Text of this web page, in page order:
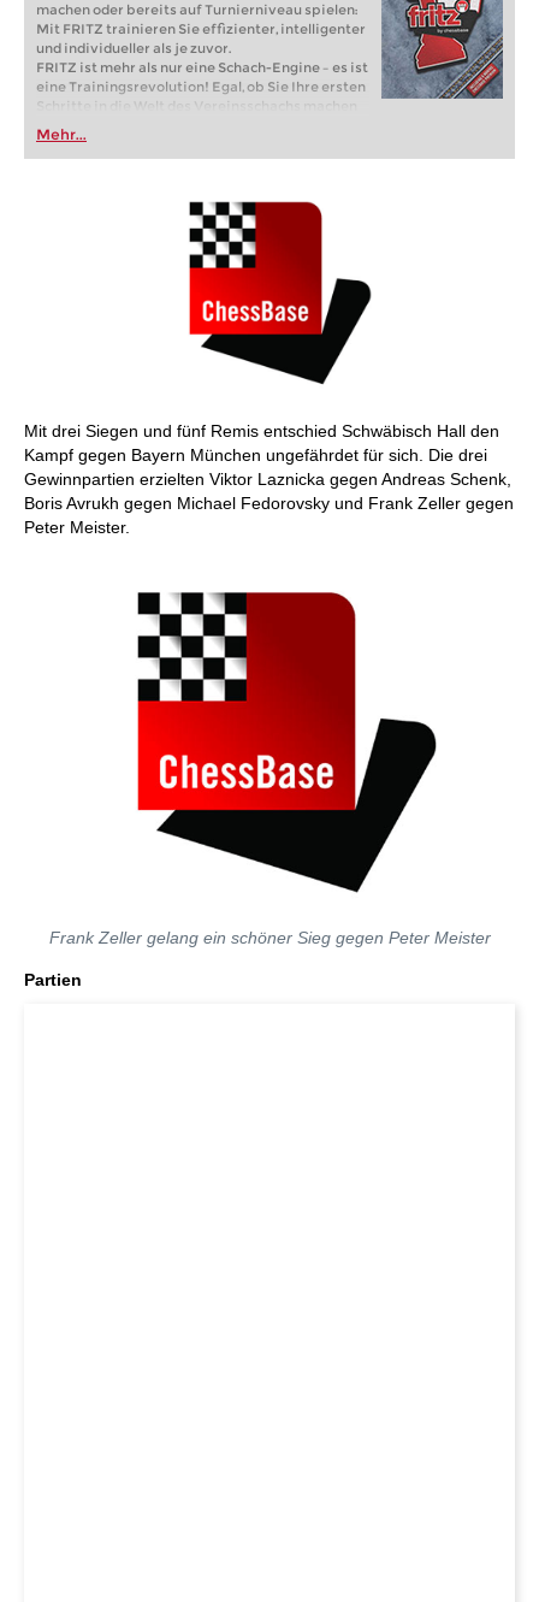
machen oder bereits auf Turnierniveau spielen:
Mit FRITZ trainieren Sie effizienter, intelligenter
und individueller als je zuvor.
FRITZ ist mehr als nur eine Schach-Engine – es ist
eine Trainingsrevolution! Egal, ob Sie Ihre ersten
Schritte in die Welt des Vereinsschachs machen
oder bereits auf Turnierniveau spielen: Mit
FRITZ trainieren Sie effizienter, intelligenter und
individueller als je zuvor.
Mehr...
Mit drei Siegen und fünf Remis entschied Schwäbisch Hall den
Kampf gegen Bayern München ungefährdet für sich. Die drei
Gewinnpartien erzielten Viktor Laznicka gegen Andreas Schenk,
Boris Avrukh gegen Michael Fedorovsky und Frank Zeller gegen
Peter Meister.
Frank Zeller gelang ein schöner Sieg gegen Peter Meister
Partien